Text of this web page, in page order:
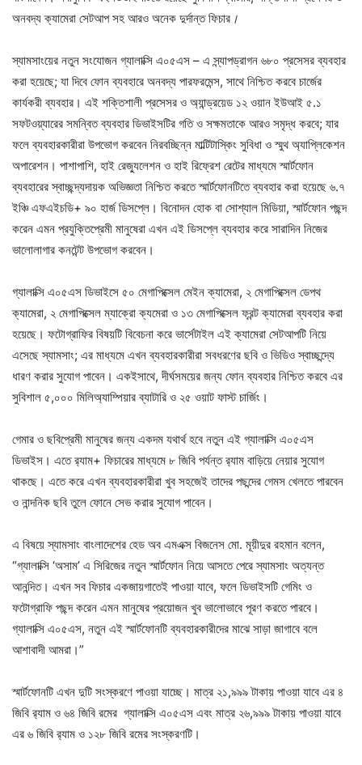
অনবদ্য ক্যামেরা সেটআপ সহ আরও অনেক দুর্দান্ত ফিচার ।
স্যামসাংয়ের নতুন সংযোজন গ্যালাক্সি এ০৫এস – এ স্ন্যাপড্রাগন ৬৮০ প্রসেসর ব্যবহার
করা হয়েছে; যা দিবে ফোন ব্যবহারে অনবদ্য পারফরমেন্স, সাথে নিশ্চিত করবে চার্জের
কার্যকরী ব্যবহার। এই শক্তিশালী প্রসেসর ও অ্যান্ড্রয়েড ১২ ওয়ান ইউআই ৫.১
সফটওয়্যারের সমন্বিত ব্যবহার ডিভাইসটির গতি ও সক্ষমতাকে আরও সমৃদ্ধ করবে; যার
ফলে ব্যবহারকারীরা উপভোগ করবেন নিরবচ্ছিন্ন মাল্টিটাস্কিং সুবিধা ও স্মুথ অ্যাপ্লিকেশন
অপারেশন। পাশাপাশি, হাই রেজ্যুলেশন ও হাই রিফ্রেশ রেটের মাধ্যমে স্মার্টফোন
ব্যবহারের স্বাচ্ছন্দ্যদায়ক অভিজ্ঞতা নিশ্চিত করতে স্মার্টফোনটিতে ব্যবহার করা হয়েছে ৬.৭
ইঞ্চি এফএইচডি+ ৯০ হার্জ ডিসপ্লে। বিনোদন হোক বা সোশ্যাল মিডিয়া, স্মার্টফোন পছন্দ
করেন এমন প্রযুক্তিপ্রেমী মানুষেরা এখন এই ডিসপ্লে ব্যবহার করে সারাদিন নিজের
ভালোলাগার কনটেন্ট উপভোগ করবেন।
গ্যালাক্সি এ০৫এস ডিভাইসে ৫০ মেগাপিক্সেল মেইন ক্যামেরা, ২ মেগাপিক্সেল ডেপথ
ক্যামেরা, ২ মেগাপিক্সেল ম্যাক্রো ক্যমেরা ও ১৩ মেগাপিক্সেল ফ্রন্ট ক্যামেরা ব্যবহার করা
হয়েছে। ফটোগ্রাফির বিষয়টি বিবেচনা করে ভার্সেটাইল এই ক্যামেরা সেটআপটি নিয়ে
এসেছে স্যামসাং; এর মাধ্যমে এখন ব্যবহারকারীরা সবধরণের ছবি ও ভিডিও স্বাচ্ছন্দ্যে
ধারণ করার সুযোগ পাবেন। একইসাথে, দীর্ঘসময়ের জন্য ফোন ব্যবহার নিশ্চিত করবে এর
সুবিশাল ৫,০০০ মিলিঅ্যাম্পিয়ার ব্যাটারি ও ২৫ ওয়াট ফাস্ট চার্জিং।
গেমার ও ছবিপ্রেমী মানুষের জন্য একদম যথার্থ হবে নতুন এই গ্যালাক্সি এ০৫এস
ডিভাইস। এতে র‍্যাম+ ফিচারের মাধ্যমে ৮ জিবি পর্যন্ত র‍্যাম বাড়িয়ে নেয়ার সুযোগ
থাকছে। এতে করে এখন ব্যবহারকারীরা খুব সহজেই তাদের পছন্দের গেমস খেলতে পারবেন
ও নান্দনিক ছবি তুলে ফোনে সেভ করার সুযোগ পাবেন।
এ বিষয়ে স্যামসাং বাংলাদেশের হেড অব এমএক্স বিজনেস মো. মূয়ীদুর রহমান বলেন,
“গ্যালাক্সি ‘অসাম’ এ সিরিজের নতুন স্মার্টফোন নিয়ে আসতে পেরে স্যামসাং অত্যন্ত
আনন্দিত। এখন সব ফিচার একজায়গাতেই পাওয়া যাবে, ফলে ডিভাইসটি গেমিং ও
ফটোগ্রাফি পছন্দ করেন এমন মানুষের প্রয়োজন খুব ভালোভাবে পূরণ করতে পারবে।
গ্যালাক্সি এ০৫এস, নতুন এই স্মার্টফোনটি ব্যবহারকারীদের মাঝে সাড়া জাগাবে বলে
আশাবাদী আমরা।”
স্মার্টফোনটি এখন দুটি সংস্করণে পাওয়া যাচ্ছে। মাত্র ২১,৯৯৯ টাকায় পাওয়া যাবে এর ৪
জিবি র‍্যাম ও ৬৪ জিবি রমের গ্যালাক্সি এ০৫এস এবং মাত্র ২৬,৯৯৯ টাকায় পাওয়া যাবে
এর ৬ জিবি র‍্যাম ও ১২৮ জিবি রমের সংস্করণটি।